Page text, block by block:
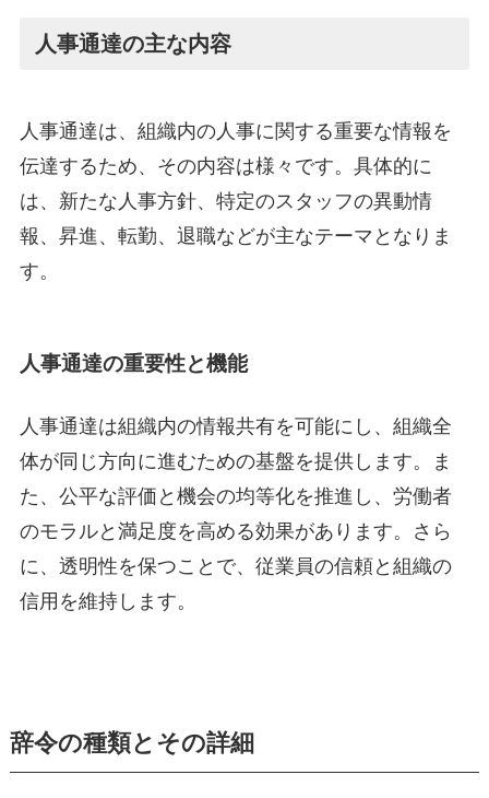
人事通達の主な内容
人事通達は、組織内の人事に関する重要な情報を
伝達するため、その内容は様々です。具体的に
は、新たな人事方針、特定のスタッフの異動情
報、昇進、転勤、退職などが主なテーマとなりま
す。
人事通達の重要性と機能
人事通達は組織内の情報共有を可能にし、組織全
体が同じ方向に進むための基盤を提供します。ま
た、公平な評価と機会の均等化を推進し、労働者
のモラルと満足度を高める効果があります。さら
に、透明性を保つことで、従業員の信頼と組織の
信用を維持します。
辞令の種類とその詳細